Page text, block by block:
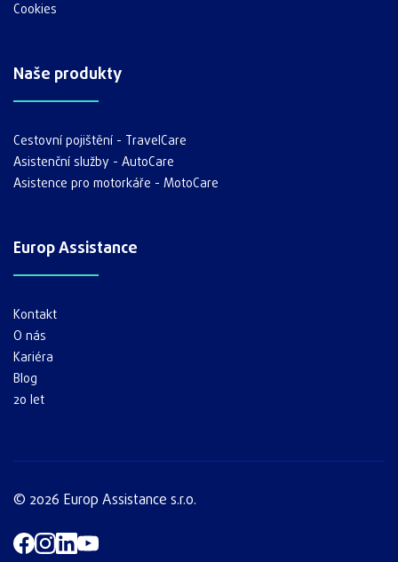
Cookies
Naše produkty
Cestovní pojištění - TravelCare
Asistenční služby - AutoCare
Asistence pro motorkáře - MotoCare
Europ Assistance
Kontakt
O nás
Kariéra
Blog
20 let
© 2026 Europ Assistance s.r.o.